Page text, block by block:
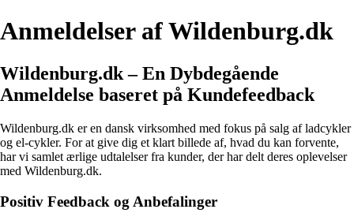
Anmeldelser af Wildenburg.dk
Wildenburg.dk – En Dybdegående
Anmeldelse baseret på Kundefeedback
Wildenburg.dk er en dansk virksomhed med fokus på salg af ladcykler
og el-cykler. For at give dig et klart billede af, hvad du kan forvente,
har vi samlet ærlige udtalelser fra kunder, der har delt deres oplevelser
med Wildenburg.dk.
Positiv Feedback og Anbefalinger